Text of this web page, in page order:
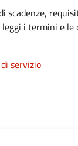
scadenze,
i termini e le
servizio